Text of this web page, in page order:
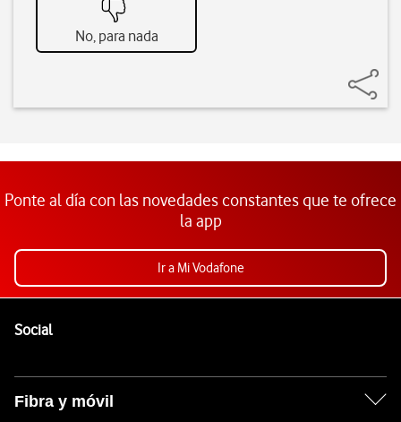
No, para nada
Ponte al día con las novedades constantes que te ofrece
la app
Ir a Mi Vodafone
SocialEnlaces a las redes sociales de Vodafone
Fibra y móvil